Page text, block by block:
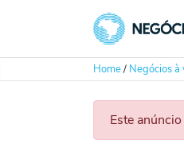
Home/ Negócios à
Este